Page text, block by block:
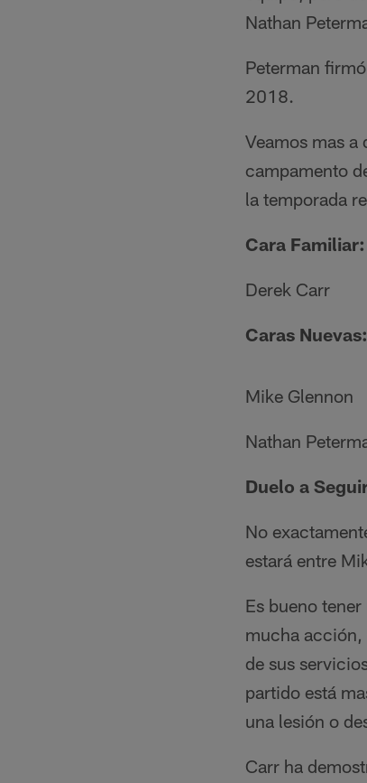
Nathan
Peterman
2018.
Veamos mas
campamento
la temporada
Cara Familiar:
Derek Carr
Caras Nuevas:
Mike Glennon
Nathan
Duelo a
No
estará entre
Es bueno
mucha acción,
de sus
partido está
una lesión o
Carr ha